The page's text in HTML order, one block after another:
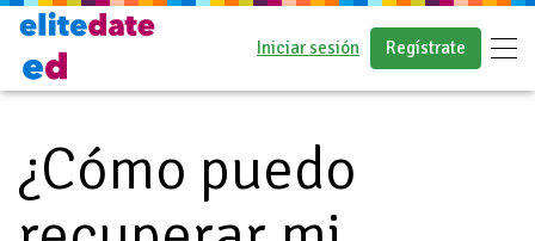
Iniciar sesión Regístrate
¿Cómo puedo